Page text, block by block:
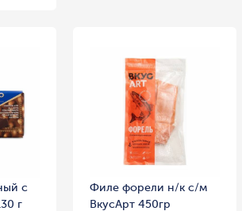
с
г
Филе форели н/к с/м
ВкусАрт 450гр